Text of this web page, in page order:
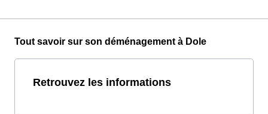
Tout savoir sur son déménagement à Dole
Retrouvez les informations